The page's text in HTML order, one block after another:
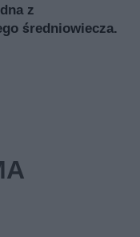
z
średniowiecza.